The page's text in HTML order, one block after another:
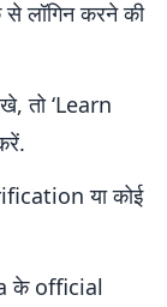
से लॉगिन करने की
तो ‘Learn
या कोई
के official